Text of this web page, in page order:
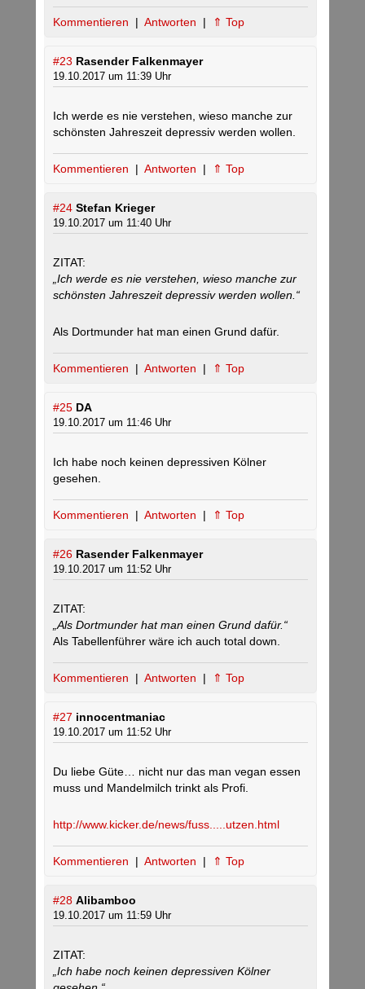
Kommentieren | Antworten | ⇑ Top
#23 Rasender Falkenmayer
19.10.2017 um 11:39 Uhr
Ich werde es nie verstehen, wieso manche zur
schönsten Jahreszeit depressiv werden wollen.
Kommentieren | Antworten | ⇑ Top
#24 Stefan Krieger
19.10.2017 um 11:40 Uhr
ZITAT:
„Ich werde es nie verstehen, wieso manche zur
schönsten Jahreszeit depressiv werden wollen.“
Als Dortmunder hat man einen Grund dafür.
Kommentieren | Antworten | ⇑ Top
#25 DA
19.10.2017 um 11:46 Uhr
Ich habe noch keinen depressiven Kölner
gesehen.
Kommentieren | Antworten | ⇑ Top
#26 Rasender Falkenmayer
19.10.2017 um 11:52 Uhr
ZITAT:
„Als Dortmunder hat man einen Grund dafür.“
Als Tabellenführer wäre ich auch total down.
Kommentieren | Antworten | ⇑ Top
#27 innocentmaniac
19.10.2017 um 11:52 Uhr
Du liebe Güte… nicht nur das man vegan essen
muss und Mandelmilch trinkt als Profi.
http://www.kicker.de/news/fuss.....utzen.html
Kommentieren | Antworten | ⇑ Top
#28 Alibamboo
19.10.2017 um 11:59 Uhr
ZITAT:
„Ich habe noch keinen depressiven Kölner